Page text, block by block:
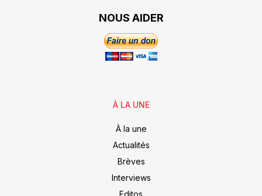
NOUS AIDER
À LA UNE
À la une
Actualités
Brèves
Interviews